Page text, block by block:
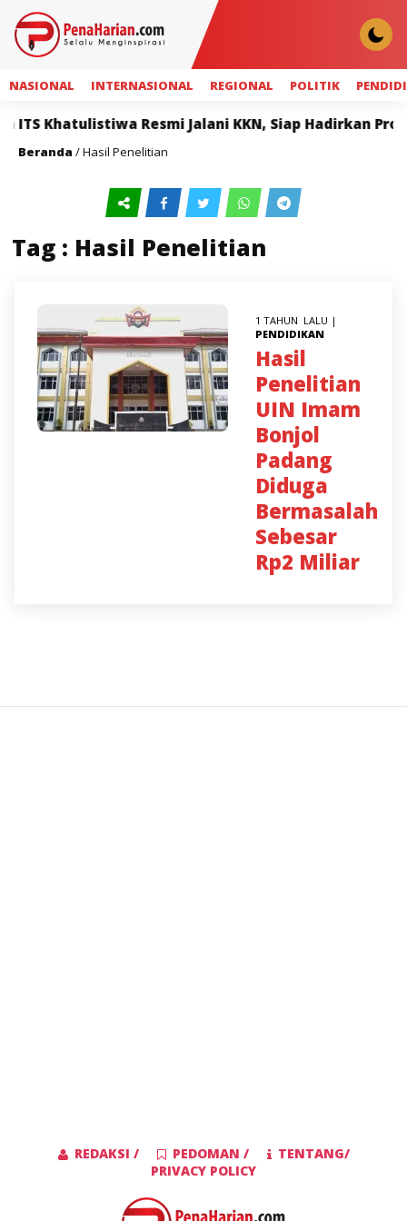
NASIONAL INTERNASIONAL REGIONAL POLITIK
Khatulistiwa Resmi Jalani KKN, Siap Hadirkan
Beranda /Hasil Penelitian
Tag : Hasil Penelitian
1 TAHUN LALU |
PENDIDIKAN
Hasil
Penelitian
UIN Imam
Bonjol
Padang
Diduga
Bermasalah
Sebesar
Rp2 Miliar
REDAKSI / PEDOMAN /
TENTANG/
PRIVACY POLICY